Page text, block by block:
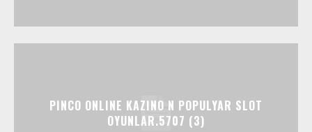
PINCO ONLINE KAZINO N POPULYAR SLOT
OYUNLAR.5707 (3)